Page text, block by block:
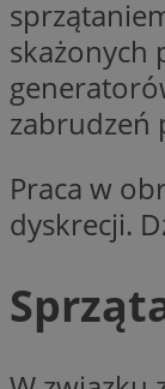
skażonych
zabrudzeń
Praca w
dyskrecji.